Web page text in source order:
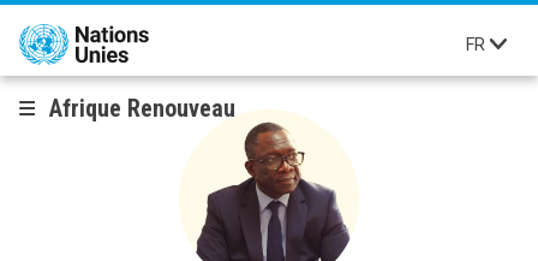
Aller au contenu principal
FR
Afrique Renouveau